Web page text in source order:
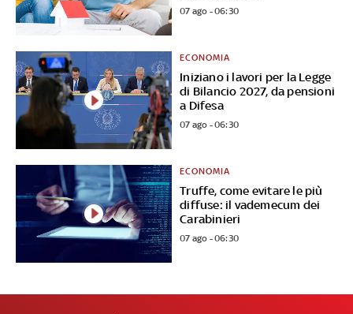
07 ago - 06:30
Iniziano i lavori per la Legge
di Bilancio 2027, da pensioni
a Difesa
ECONOMIA
07 ago - 06:30
Truffe, come evitare le più
diffuse: il vademecum dei
Carabinieri
ECONOMIA
07 ago - 06:30